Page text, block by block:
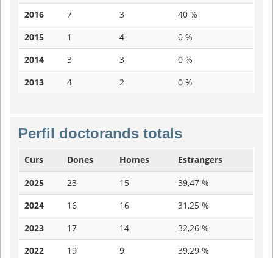
2016
7 3
40 %
2015
1 4
0 %
2014
3 3
0 %
2013
4 2 0 %
Perfil doctorands totals
Curs Dones Homes
Estrangers
2025
23 15
39,47 %
2024
16 16
31,25 %
2023
17 14
32,26 %
2022
19 9
39,29 %